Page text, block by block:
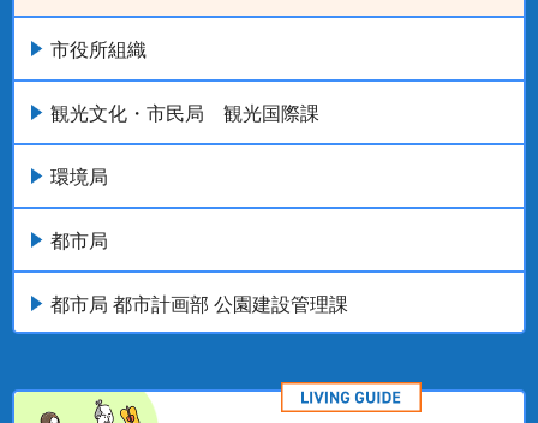
市役所組織
観光文化・市民局 観光国際課
環境局
都市局
都市局 都市計画部 公園建設管理課